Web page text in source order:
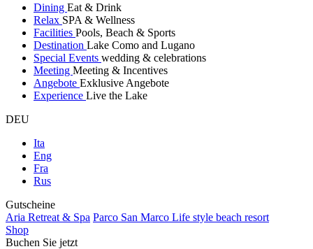
Dining Eat & Drink
Relax SPA & Wellness
Facilities Pools, Beach & Sports
Destination Lake Como and Lugano
Special Events wedding & celebrations
Meeting Meeting & Incentives
Angebote Exklusive Angebote
Experience Live the Lake
DEU
Ita
Eng
Fra
Rus
Gutscheine
Aria Retreat & Spa Parco San Marco Life style beach resort
Shop
Buchen Sie jetzt